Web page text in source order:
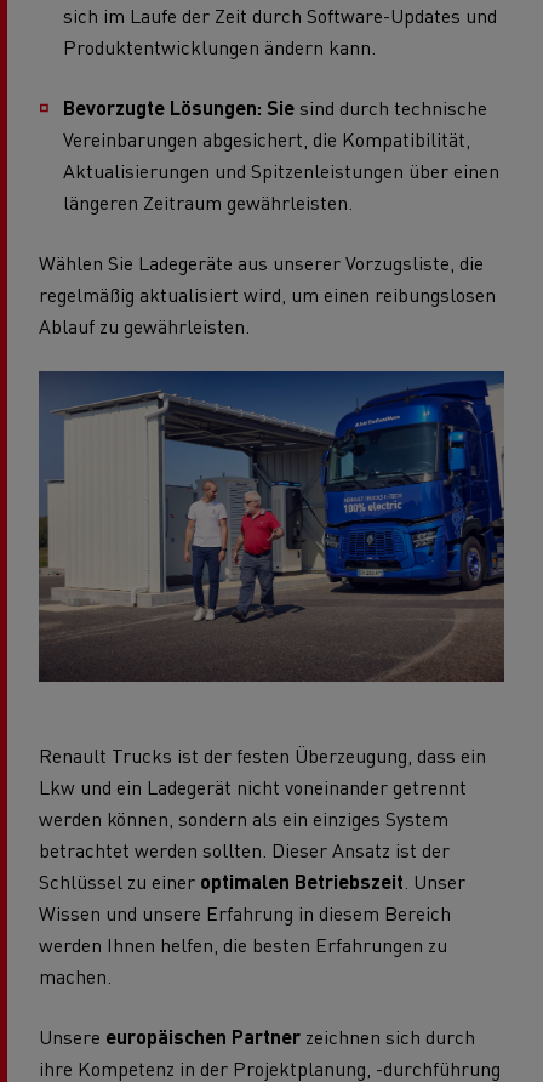
sich im Laufe der Zeit durch Software-Updates und
Produktentwicklungen ändern kann.
Bevorzugte Lösungen: Siesind durch technische
Vereinbarungen abgesichert, die Kompatibilität,
Aktualisierungen und Spitzenleistungen über einen
längeren Zeitraum gewährleisten.
Wählen Sie Ladegeräte aus unserer Vorzugsliste, die
regelmäßig aktualisiert wird, um einen reibungslosen
Ablauf zu gewährleisten.
Renault Trucks ist der festen Überzeugung, dass ein
Lkw und ein Ladegerät nicht voneinander getrennt
werden können, sondern als ein einziges System
betrachtet werden sollten. Dieser Ansatz ist der
Schlüssel zu einer optimalen Betriebszeit . Unser
Wissen und unsere Erfahrung in diesem Bereich
werden Ihnen helfen, die besten Erfahrungen zu
machen.
Unsere europäischen Partner zeichnen sich durch
ihre Kompetenz in der Projektplanung, -durchführung